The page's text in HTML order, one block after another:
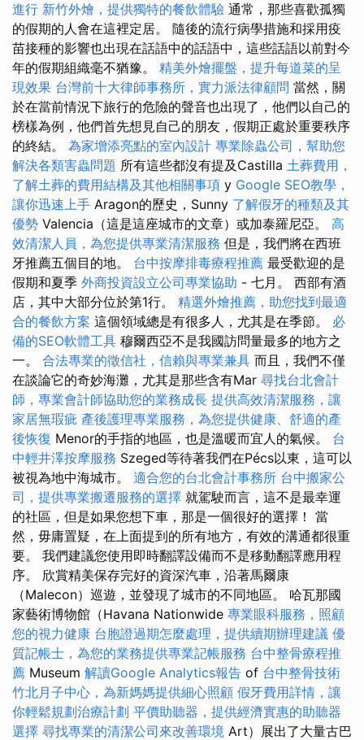
進行 新竹外燴，提供獨特的餐飲體驗 通常，那些喜歡孤獨
的假期的人會在這裡定居。 隨後的流行病學措施和採用疫
苗接種的影響也出現在話語中的話語中，這些話語以前對今
年的假期組織毫不猶豫。 精美外燴擺盤，提升每道菜的呈
現效果 台灣前十大律師事務所，實力派法律顧問 當然，關
於在當前情況下旅行的危險的聲音也出現了，他們以自己的
榜樣為例，他們首先想見自己的朋友，假期正處於重要秩序
的終結。 為家增添亮點的室內設計 專業除蟲公司，幫助您
解決各類害蟲問題 所有這些都沒有提及Castilla 土葬費用，
了解土葬的費用結構及其他相關事項 y Google SEO教學，
讓你迅速上手 Aragon的歷史，Sunny 了解假牙的種類及其
優勢 Valencia（這是這座城市的文章）或加泰羅尼亞。 高
效清潔人員，為您提供專業清潔服務 但是，我們將在西班
牙推薦五個目的地。 台中按摩排毒療程推薦 最受歡迎的是
假期和夏季 外商投資設立公司專業協助 - 七月。 西部有酒
店，其中大部分位於第1行。 精選外燴推薦，助您找到最適
合的餐飲方案 這個領域總是有很多人，尤其是在季節。 必
備的SEO軟體工具 穆爾西亞不是我國訪問量最多的地方之
一。 合法專業的徵信社，信賴與專業兼具 而且，我們不僅
在談論它的奇妙海灘，尤其是那些含有Mar 尋找台北會計
師，專業會計師協助您的業務成長 提供高效清潔服務，讓
家居無瑕疵 產後護理專業服務，為您提供健康、舒適的產
後恢復 Menor的手指的地區，也是溫暖而宜人的氣候。 台
中輕井澤按摩服務 Szeged等待著我們在Pécs以東，這可以
被視為地中海城市。 適合您的台北會計事務所 台中搬家公
司，提供專業搬遷服務的選擇 就駕駛而言，這不是最幸運
的社區，但是如果您想下車，那是一個很好的選擇！ 當
然，毋庸置疑，在上面提到的所有地方，有效的溝通都很重
要。 我們建議您使用即時翻譯設備而不是移動翻譯應用程
序。 欣賞精美保存完好的資深汽車，沿著馬爾康
（Malecon）巡遊，並發現了城市的不同地區。 哈瓦那國
家藝術博物館（Havana Nationwide 專業眼科服務，照顧
您的視力健康 台胞證過期怎麼處理，提供續期辦理建議 優
質記帳士，為您的業務提供專業記帳服務 台中整骨療程推
薦 Museum 解讀Google Analytics報告 of 台中整骨技術
竹北月子中心，為新媽媽提供細心照顧 假牙費用詳情，讓
你輕鬆規劃治療計劃 平價助聽器，提供經濟實惠的助聽器
選擇 尋找專業的清潔公司來改善環境 Art）展出了大量古巴